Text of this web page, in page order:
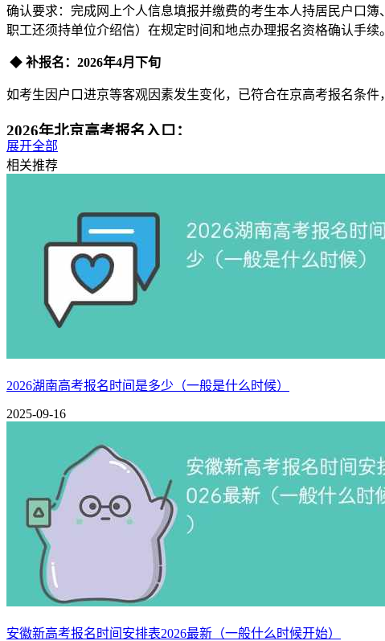
确认要求：完成网上个人信息填报并缴费的考生本人持居民户口
职工还须持单位介绍信）在规定时间和地点办理报名资格确认手续。
‌ ◆ 补报名：2026年4月下旬‌
如考生因户口进京等客观因素发生变化，已符合在京高考报名条
2026年北京高考报名入口：
考生需登录北京教育考试院（https://www.bjeea.edu.cn/）的“高考
展开全部
相关推荐
2026湖南高考报名时间是多少（一般是什么时候）
2025-09-16
安徽新高考报名时间安排表2026最新（一般什么时候开始）